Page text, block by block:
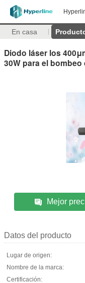
En casa
Diodo láser los
30W para el
Mejor
Datos del producto
Lugar de origen:
Nombre de la marca:
Certificación: